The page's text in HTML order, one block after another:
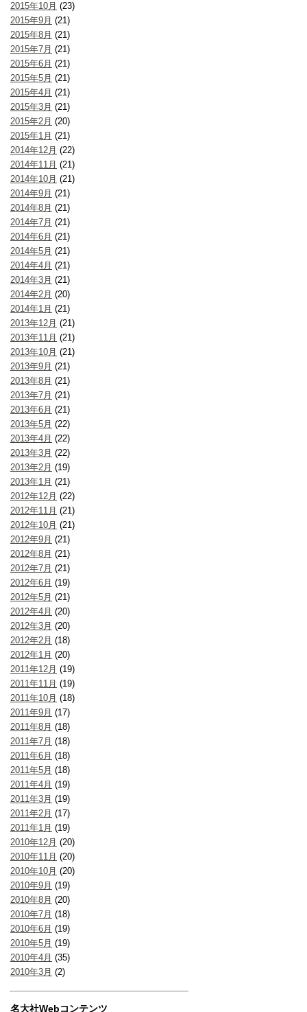
2015年10月 (23)
2015年9月 (21)
2015年8月 (21)
2015年7月 (21)
2015年6月 (21)
2015年5月 (21)
2015年4月 (21)
2015年3月 (21)
2015年2月 (20)
2015年1月 (21)
2014年12月 (22)
2014年11月 (21)
2014年10月 (21)
2014年9月 (21)
2014年8月 (21)
2014年7月 (21)
2014年6月 (21)
2014年5月 (21)
2014年4月 (21)
2014年3月 (21)
2014年2月 (20)
2014年1月 (21)
2013年12月 (21)
2013年11月 (21)
2013年10月 (21)
2013年9月 (21)
2013年8月 (21)
2013年7月 (21)
2013年6月 (21)
2013年5月 (22)
2013年4月 (22)
2013年3月 (22)
2013年2月 (19)
2013年1月 (21)
2012年12月 (22)
2012年11月 (21)
2012年10月 (21)
2012年9月 (21)
2012年8月 (21)
2012年7月 (21)
2012年6月 (19)
2012年5月 (21)
2012年4月 (20)
2012年3月 (20)
2012年2月 (18)
2012年1月 (20)
2011年12月 (19)
2011年11月 (19)
2011年10月 (18)
2011年9月 (17)
2011年8月 (18)
2011年7月 (18)
2011年6月 (18)
2011年5月 (18)
2011年4月 (19)
2011年3月 (19)
2011年2月 (17)
2011年1月 (19)
2010年12月 (20)
2010年11月 (20)
2010年10月 (20)
2010年9月 (19)
2010年8月 (20)
2010年7月 (18)
2010年6月 (19)
2010年5月 (19)
2010年4月 (35)
2010年3月 (2)
名大社Webコンテンツ